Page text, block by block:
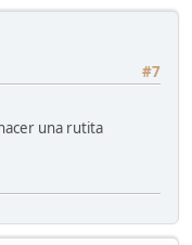
#7
una rutita